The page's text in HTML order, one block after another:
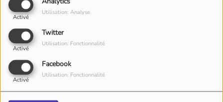
Activé
Utilisation: Analyse
Twitter
Activé
Utilisation: Fonctionnalité
Facebook
Activé
Utilisation: Fonctionnalité